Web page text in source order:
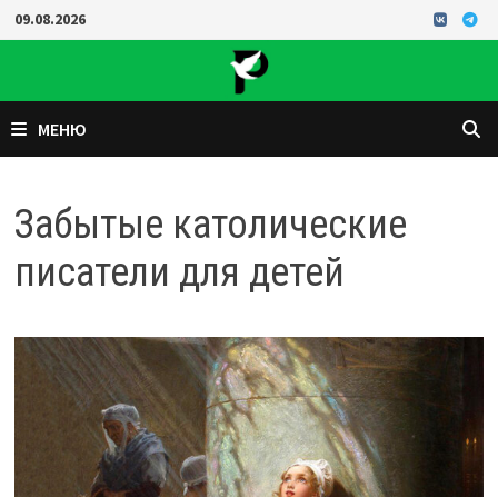
Перейти
к
09.08.2026
МЕНЮ
Забытые католические
писатели для детей